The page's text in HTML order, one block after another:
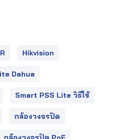
Hikvision
Dahua
Smart PSS Lite วิธีใช้
กล้องวงจรปิด